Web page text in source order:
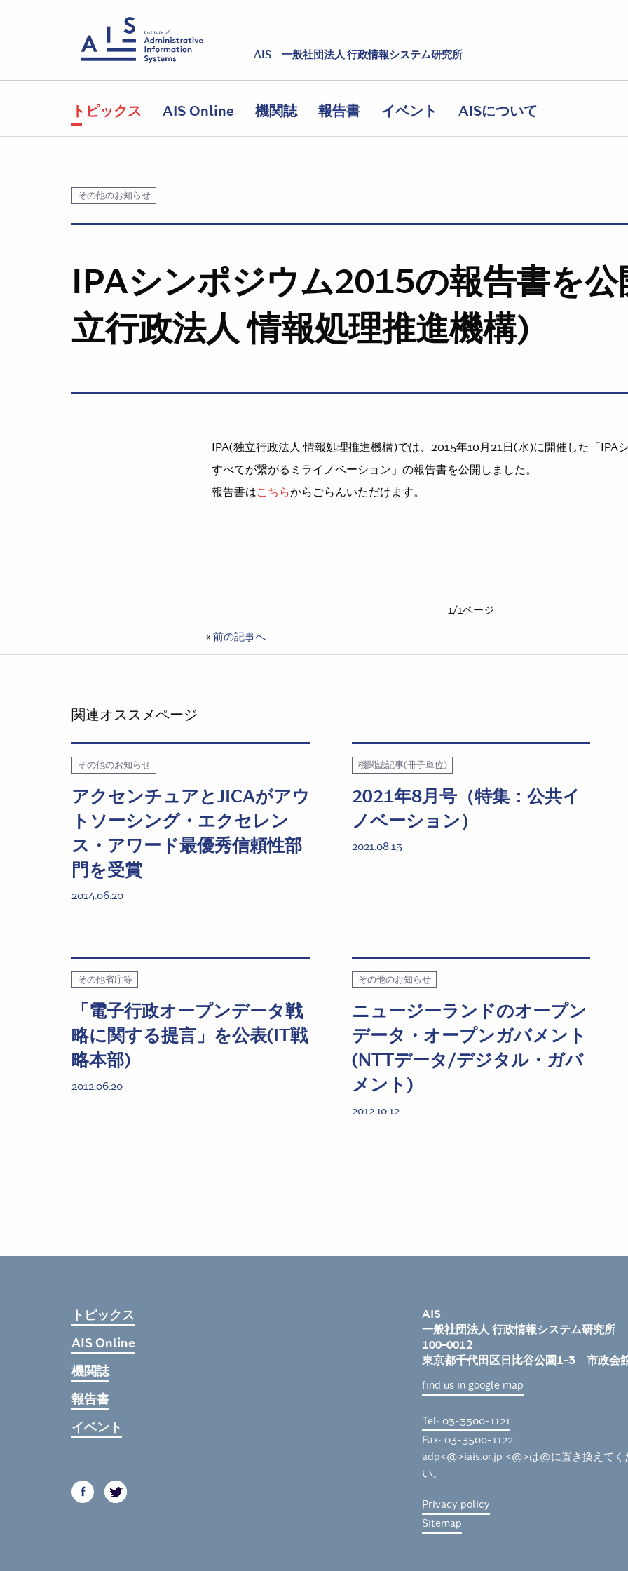
AIS 一般社団法人 行政情報システム研究所
トピックス AIS Online 機関誌 報告書 イベント AISについて
その他のお知らせ
IPAシンポジウム2015の報告書を公
立行政法人 情報処理推進機構)
IPA(独立行政法人 情報処理推進機構)では、2015年10月21日(水)に開催した「IPA
すべてが繋がるミライノベーション」の報告書を公開しました。
報告書はこちらからごらんいただけます。
1/1ページ
« 前の記事へ
関連オススメページ
その他のお知らせ
アクセンチュアとJICAがアウ
トソーシング・エクセレン
ス・アワード最優秀信頼性部
門を受賞
2014.06.20
機関誌記事(冊子単位)
2021年8月号（特集：公共イ
ノベーション）
2021.08.13
その他省庁等
「電子行政オープンデータ戦
略に関する提言」を公表(IT戦
略本部)
2012.06.20
その他のお知らせ
ニュージーランドのオープン
データ・オープンガバメント
(NTTデータ/デジタル・ガバ
メント)
2012.10.12
トピックス
AIS Online
機関誌
報告書
イベント
AIS
一般社団法人 行政情報システム研究所
100-0012
東京都千代田区日比谷公園1-3 市政会
find us in google map
Tel: 03-3500-1121
Fax: 03-3500-1122
adp<@>iais.or.jp <@>は@に置き換えてく
い。
Privacy policy
Sitemap